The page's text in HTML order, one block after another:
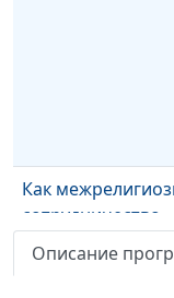
Как
сотрудничество
проявляется в
социальной
Описание